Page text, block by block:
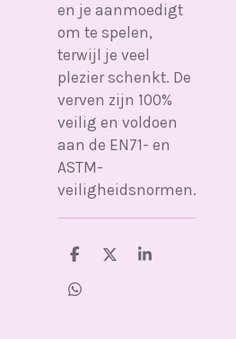
en je aanmoedigt
om te spelen,
terwijl je veel
plezier schenkt. De
verven zijn 100%
veilig en voldoen
aan de EN71- en
ASTM-
veiligheidsnormen.
D
l
D
S
D